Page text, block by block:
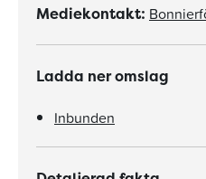
Mediekontakt:
Ladda ner omslag
Inbunden